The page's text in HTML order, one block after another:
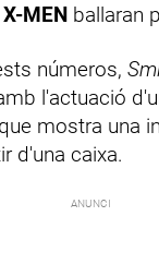
X-MEN ballaran
números,
l'actuació
mostra una
d'una caixa.